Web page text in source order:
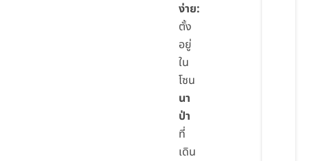
ง่าย:
ตั้ง
อยู่
ใน
โซน
นา
ป่า
ที่
เดิน